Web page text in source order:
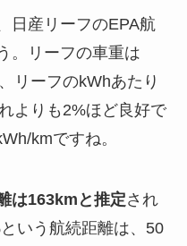
日産リーフのEPA航
。リーフの車重は
リーフのkWhあたり
よりも2%ほど良好で
kmですね。
は163kmと推定され
いう航続距離は、50